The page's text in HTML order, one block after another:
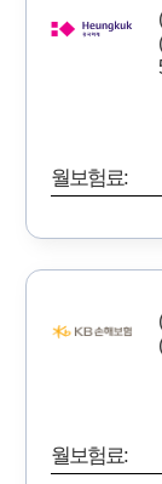
월보험료:
월보험료: